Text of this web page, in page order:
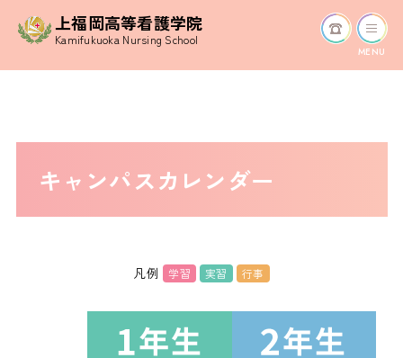
上福岡高等看護学院
Kamifukuoka Nursing School
MENU
キャンパスカレンダー
凡例 学習 実習 行事